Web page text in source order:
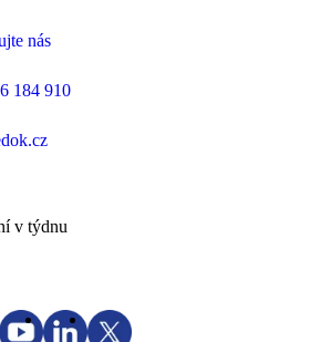
nás
184 910
v týdnu